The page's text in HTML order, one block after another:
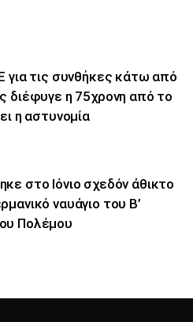
για τις συνθήκες κάτω από
διέφυγε η 75χρονη από το
η αστυνομία
στο Ιόνιο σχεδόν άθικτο
ναυάγιο του Β’
Πολέμου